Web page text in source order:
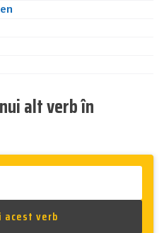
alt verb în